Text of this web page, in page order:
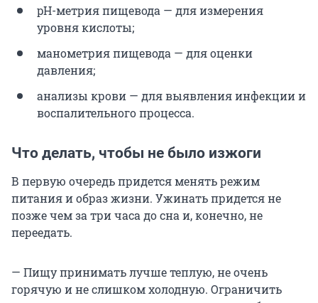
pH-метрия пищевода — для измерения
уровня кислоты;
манометрия пищевода — для оценки
давления;
анализы крови — для выявления инфекции и
воспалительного процесса.
Что делать, чтобы не было изжоги
В первую очередь придется менять режим
питания и образ жизни. Ужинать придется не
позже чем за три часа до сна и, конечно, не
переедать.
— Пищу принимать лучше теплую, не очень
горячую и не слишком холодную. Ограничить